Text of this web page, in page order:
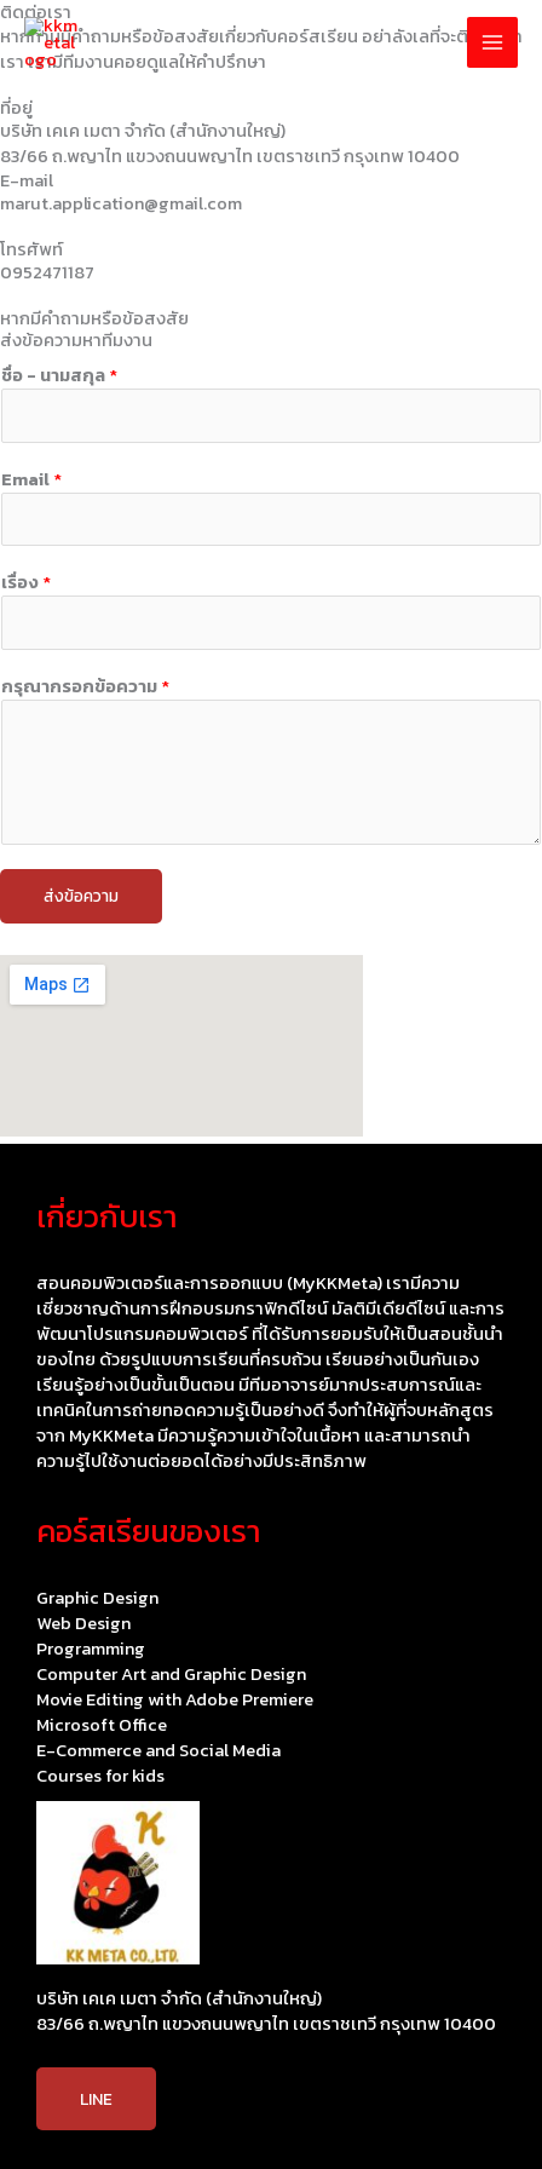
Skip
to
content
ติดต่อเรา
หากท่านมีคำถามหรือข้อสงสัยเกี่ยวกับคอร์สเรียน อย่าลังเลที่จะติดต่อหา
เรา เรามีทีมงานคอยดูแลให้คำปรึกษา
ที่อยู่
บริษัท เคเค เมตา จำกัด (สำนักงานใหญ่)
83/66 ถ.พญาไท แขวงถนนพญาไท เขตราชเทวี กรุงเทพ 10400
E-mail
marut.application@gmail.com
โทรศัพท์
0952471187
หากมีคำถามหรือข้อสงสัย
ส่งข้อความหาทีมงาน
ชื่อ - นามสกุล*
Email*
เรื่อง*
กรุณากรอกข้อความ*
ส่งข้อความ
เกี่ยวกับเรา
สอนคอมพิวเตอร์และการออกแบบ (MyKKMeta) เรามีความ
เชี่ยวชาญด้านการฝึกอบรมกราฟิกดีไซน์ มัลติมีเดียดีไซน์ และการ
พัฒนาโปรแกรมคอมพิวเตอร์ ที่ได้รับการยอมรับให้เป็นสอนชั้นนำ
ของไทย ด้วยรูปแบบการเรียนที่ครบถ้วน เรียนอย่างเป็นกันเอง
เรียนรู้อย่างเป็นขั้นเป็นตอน มีทีมอาจารย์มากประสบการณ์และ
เทคนิคในการถ่ายทอดความรู้เป็นอย่างดี จึงทำให้ผู้ที่จบหลักสูตร
จาก MyKKMeta มีความรู้ความเข้าใจในเนื้อหา และสามารถนำ
ความรู้ไปใช้งานต่อยอดได้อย่างมีประสิทธิภาพ
คอร์สเรียนของเรา
Graphic Design
Web Design
Programming
Computer Art and Graphic Design
Movie Editing with Adobe Premiere
Microsoft Office
E-Commerce and Social Media
Courses for kids
บริษัท เคเค เมตา จำกัด (สำนักงานใหญ่)
83/66 ถ.พญาไท แขวงถนนพญาไท เขตราชเทวี กรุงเทพ 10400
LINE